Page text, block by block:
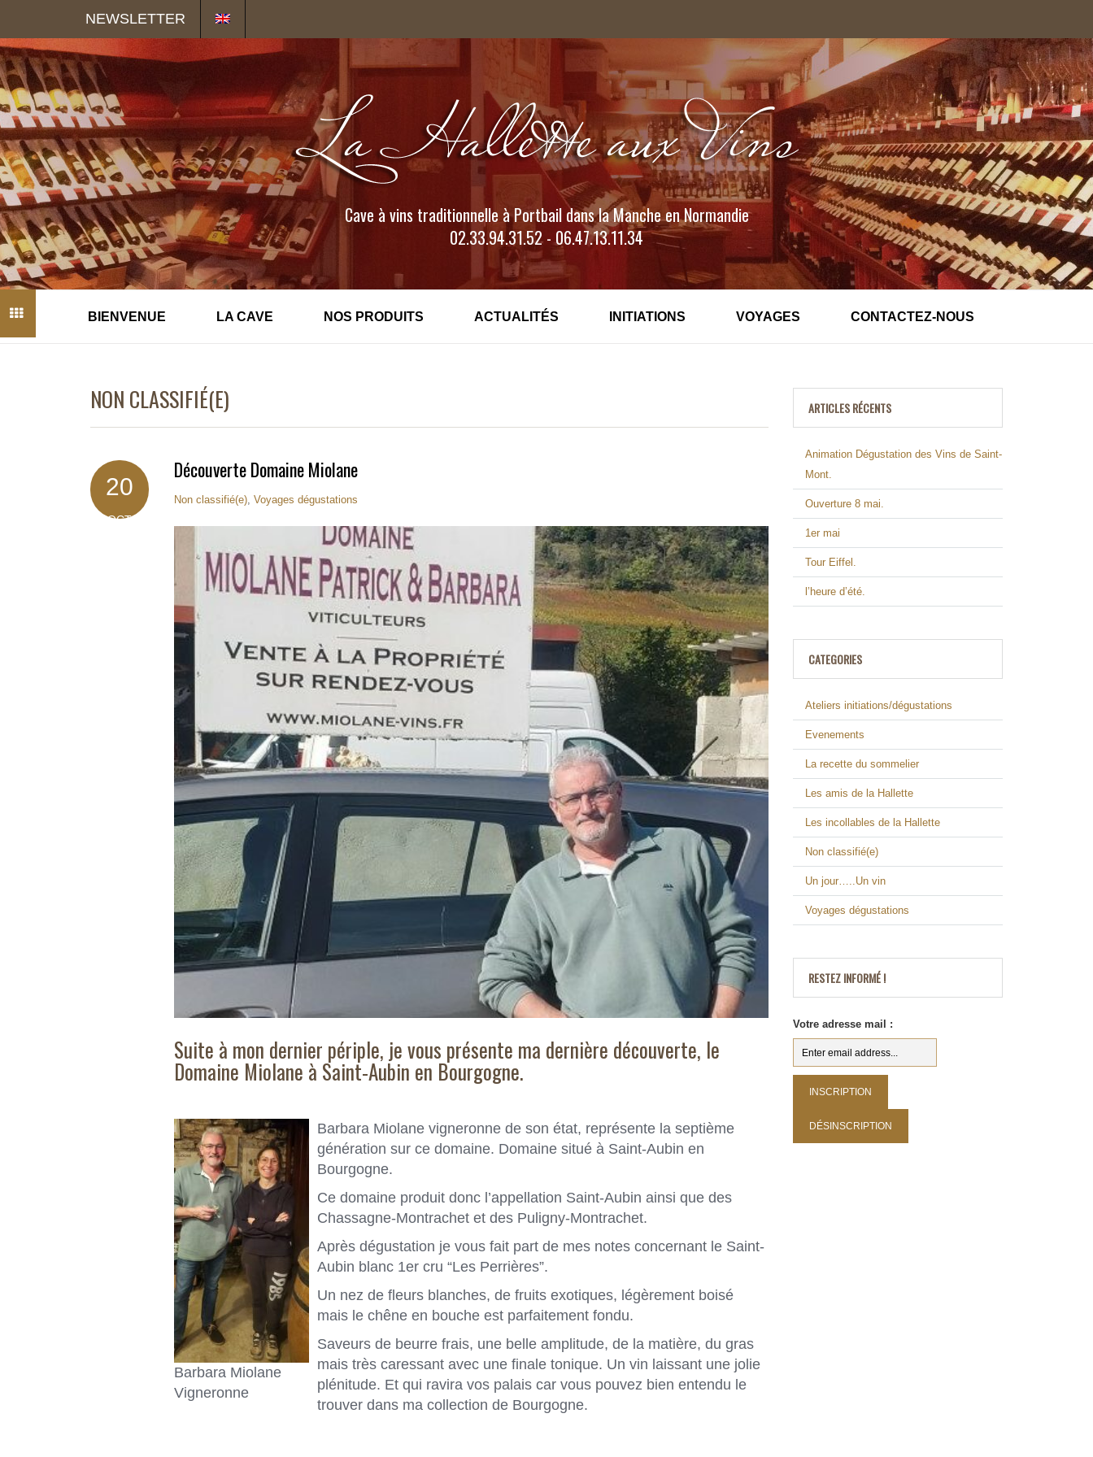
NEWSLETTER
Cave à vins traditionnelle à Portbail dans la Manche en Normandie
02.33.94.31.52 - 06.47.13.11.34
BIENVENUE LA CAVE NOS PRODUITS ACTUALITÉS INITIATIONS VOYAGES CONTACTEZ-NOUS
NON CLASSIFIÉ(E)
20
OCT
Découverte Domaine Miolane
Non classifié(e),Voyages dégustations
Suite à mon dernier périple, je vous présente ma dernière découverte, le
Domaine Miolane à Saint-Aubin en Bourgogne.
Barbara Miolane
Vigneronne
Barbara Miolane vigneronne de son état, représente la septième
génération sur ce domaine. Domaine situé à Saint-Aubin en
Bourgogne.
Ce domaine produit donc l’appellation Saint-Aubin ainsi que des
Chassagne-Montrachet et des Puligny-Montrachet.
Après dégustation je vous fait part de mes notes concernant le Saint-
Aubin blanc 1er cru “Les Perrières”.
Un nez de fleurs blanches, de fruits exotiques, légèrement boisé
mais le chêne en bouche est parfaitement fondu.
Saveurs de beurre frais, une belle amplitude, de la matière, du gras
mais très caressant avec une finale tonique. Un vin laissant une jolie
plénitude. Et qui ravira vos palais car vous pouvez bien entendu le
trouver dans ma collection de Bourgogne.
ARTICLES RÉCENTS
Animation Dégustation des Vins de Saint-
Mont.
Ouverture 8 mai.
1er mai
Tour Eiffel.
l’heure d’été.
CATEGORIES
Ateliers initiations/dégustations
Evenements
La recette du sommelier
Les amis de la Hallette
Les incollables de la Hallette
Non classifié(e)
Un jour…..Un vin
Voyages dégustations
RESTEZ INFORMÉ !
Votre adresse mail :
Panneau de gestion des cookies